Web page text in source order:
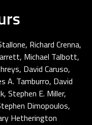
Richard Crenna,
Michael Talbott,
David Caruso,
A. Tamburro, David
Stephen E. Miller,
Dimopoulos,
Hetherington